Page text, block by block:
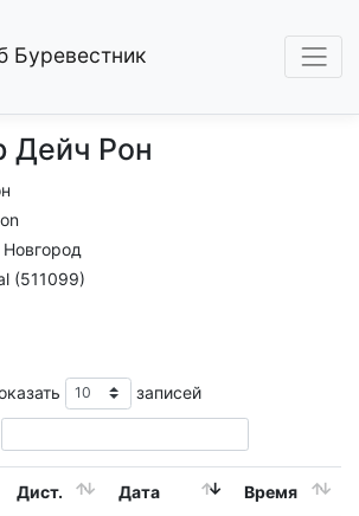
Буревестник
Дейч Рон
(511099)
записей
Дист. Дата Время